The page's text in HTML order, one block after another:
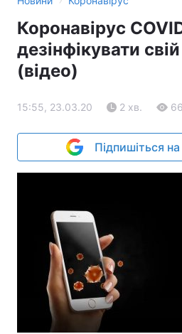
Коронавірус
дезінфікувати
(відео)
15:55, 23.03.20 2 хв.
Підпишіться